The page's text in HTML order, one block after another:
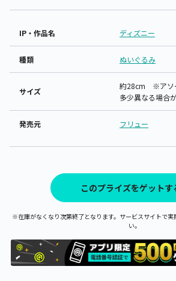
IP・作品名 ディズニー
種類 ぬいぐるみ
サイズ
約28cm ※アソ
多少異なる場合
発売元 フリュー
このプライズをゲットす
※在庫がなくなり次第終了となります。サービスサイトで
い。